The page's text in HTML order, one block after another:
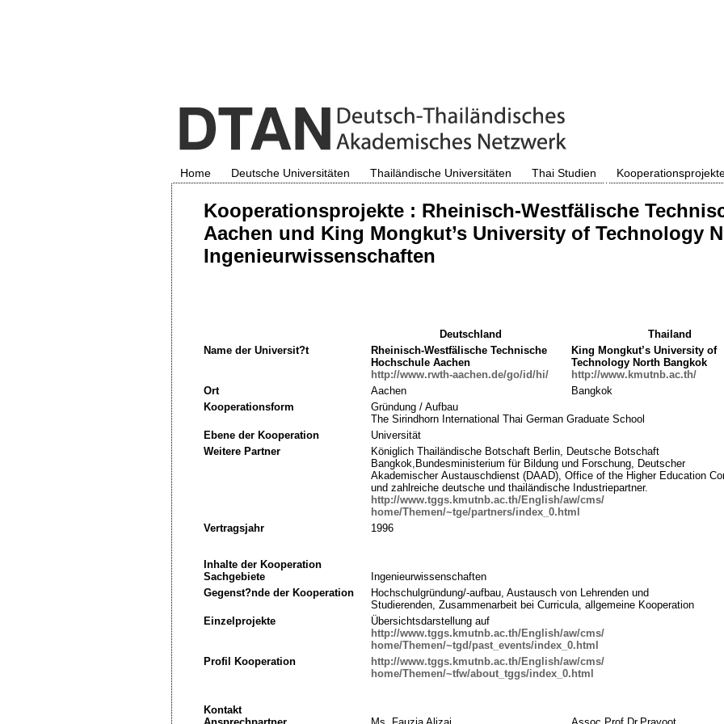
Home Deutsche Universitäten Thailändische Universitäten Thai Studien
Kooperationsprojekte : Rheinisch-Westfälische
Aachen und King Mongkut’s University of Technology
Ingenieurwissenschaften
Deutschland
Thailand
Name der Universit?t
Rheinisch-Westfälische Technische
Hochschule Aachen
http://www.rwth-aachen.de/go/id/hi/
King Mongkut’s University of
Technology North Bangkok
http://www.kmutnb.ac.th/
Ort
Aachen
Bangkok
Kooperationsform
Gründung / Aufbau
The Sirindhorn International Thai German Graduate School
Ebene der Kooperation
Universität
Weitere Partner
Königlich Thailändische Botschaft Berlin, Deutsche Botschaft
Bangkok,Bundesministerium für Bildung und Forschung, Deutscher
Akademischer Austauschdienst (DAAD), Office of the Higher Education
und zahlreiche deutsche und thailändische Industriepartner.
http://www.tggs.kmutnb.ac.th/English/aw/cms/
home/Themen/~tge/partners/index_0.html
Vertragsjahr
1996
Inhalte der Kooperation
Sachgebiete
Ingenieurwissenschaften
Gegenst?nde der Kooperation
Hochschulgründung/-aufbau, Austausch von Lehrenden und
Studierenden, Zusammenarbeit bei Curricula, allgemeine Kooperation
Einzelprojekte
Übersichtsdarstellung auf
http://www.tggs.kmutnb.ac.th/English/aw/cms/
home/Themen/~tgd/past_events/index_0.html
Profil Kooperation
http://www.tggs.kmutnb.ac.th/English/aw/cms/
home/Themen/~tfw/about_tggs/index_0.html
Kontakt